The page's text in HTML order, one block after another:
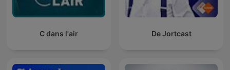
C dans l'air De Jortcast